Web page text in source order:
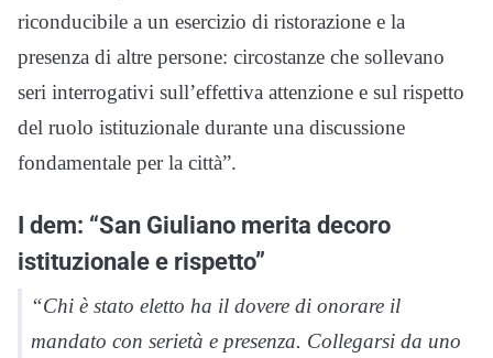
riconducibile a un esercizio di ristorazione e la
presenza di altre persone: circostanze che sollevano
seri interrogativi sull’effettiva attenzione e sul rispetto
del ruolo istituzionale durante una discussione
fondamentale per la città”.
I dem: “San Giuliano merita decoro
istituzionale e rispetto”
“Chi è stato eletto ha il dovere di onorare il
mandato con serietà e presenza. Collegarsi da uno